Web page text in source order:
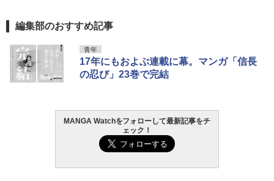
編集部のおすすめ記事
青年
17年にもおよぶ連載に幕。マンガ「信長
の忍び」23巻で完結
MANGA Watchをフォローして最新記事をチ
ェック！